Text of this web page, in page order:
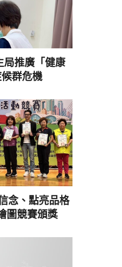
局推廣「健康
群危機
念、點亮品格
圖競賽頒獎